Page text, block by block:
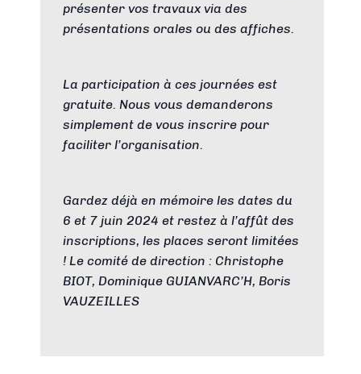
présenter vos travaux via des
présentations orales ou des affiches.
La participation à ces journées est
gratuite. Nous vous demanderons
simplement de vous inscrire pour
faciliter l’organisation.
Gardez déjà en mémoire les dates du
6 et 7 juin 2024 et restez à l’affût des
inscriptions, les places seront limitées
! Le comité de direction : Christophe
BIOT, Dominique GUIANVARC’H, Boris
VAUZEILLES